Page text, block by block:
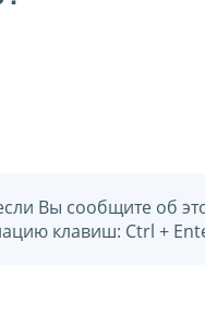
Вы сообщите об
клавиш: Ctrl +